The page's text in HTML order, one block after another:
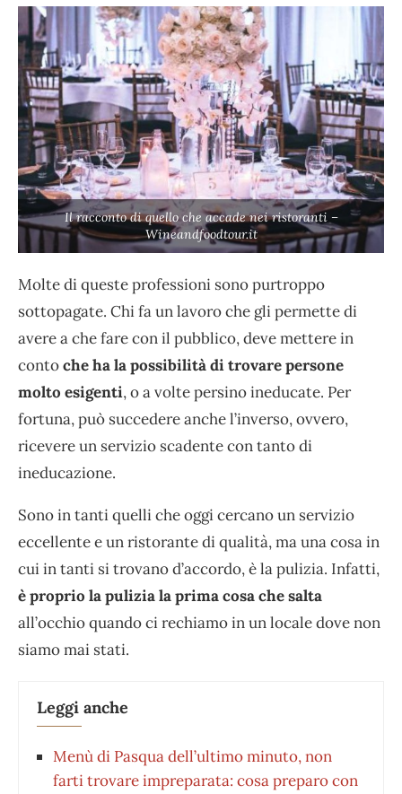
Il racconto di quello che accade nei ristoranti –
Wineandfoodtour.it
Molte di queste professioni sono purtroppo
sottopagate. Chi fa un lavoro che gli permette di
avere a che fare con il pubblico, deve mettere in
contoche ha la possibilità di trovare persone
molto esigenti, o a volte persino ineducate. Per
fortuna, può succedere anche l’inverso, ovvero,
ricevere un servizio scadente con tanto di
ineducazione.
Sono in tanti quelli che oggi cercano un servizio
eccellente e un ristorante di qualità, ma una cosa in
cui in tanti si trovano d’accordo, è la pulizia. Infatti,
è proprio la pulizia la prima cosa che salta
all’occhio quando ci rechiamo in un locale dove non
siamo mai stati.
Leggi anche
Menù di Pasqua dell’ultimo minuto, non
farti trovare impreparata: cosa preparo con